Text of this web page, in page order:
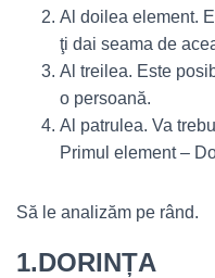
Al doilea element.
ţi dai seama de
Al treilea. Este
o persoană.
Al patrulea. Va
Primul element –
Să le analizăm pe rând.
1.DORINȚA